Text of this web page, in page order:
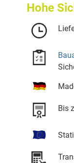
Hohe
Bis